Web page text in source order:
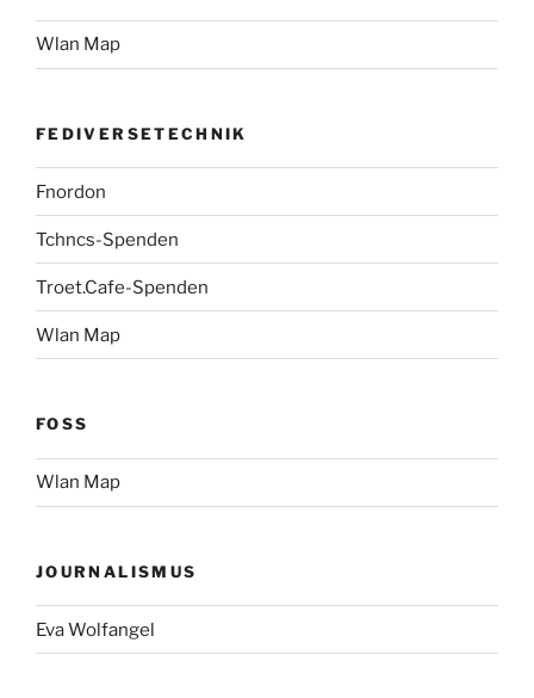
Wlan Map
FEDIVERSETECHNIK
Fnordon
Tchncs-Spenden
Troet.Cafe-Spenden
Wlan Map
FOSS
Wlan Map
JOURNALISMUS
Eva Wolfangel